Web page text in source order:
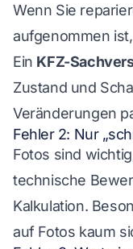
Wenn Sie
aufgenommen
Ein KFZ-
Zustand und
Veränderungen
Fehler 2: Nur
Fotos sind
technische
Kalkulation.
auf Fotos kaum